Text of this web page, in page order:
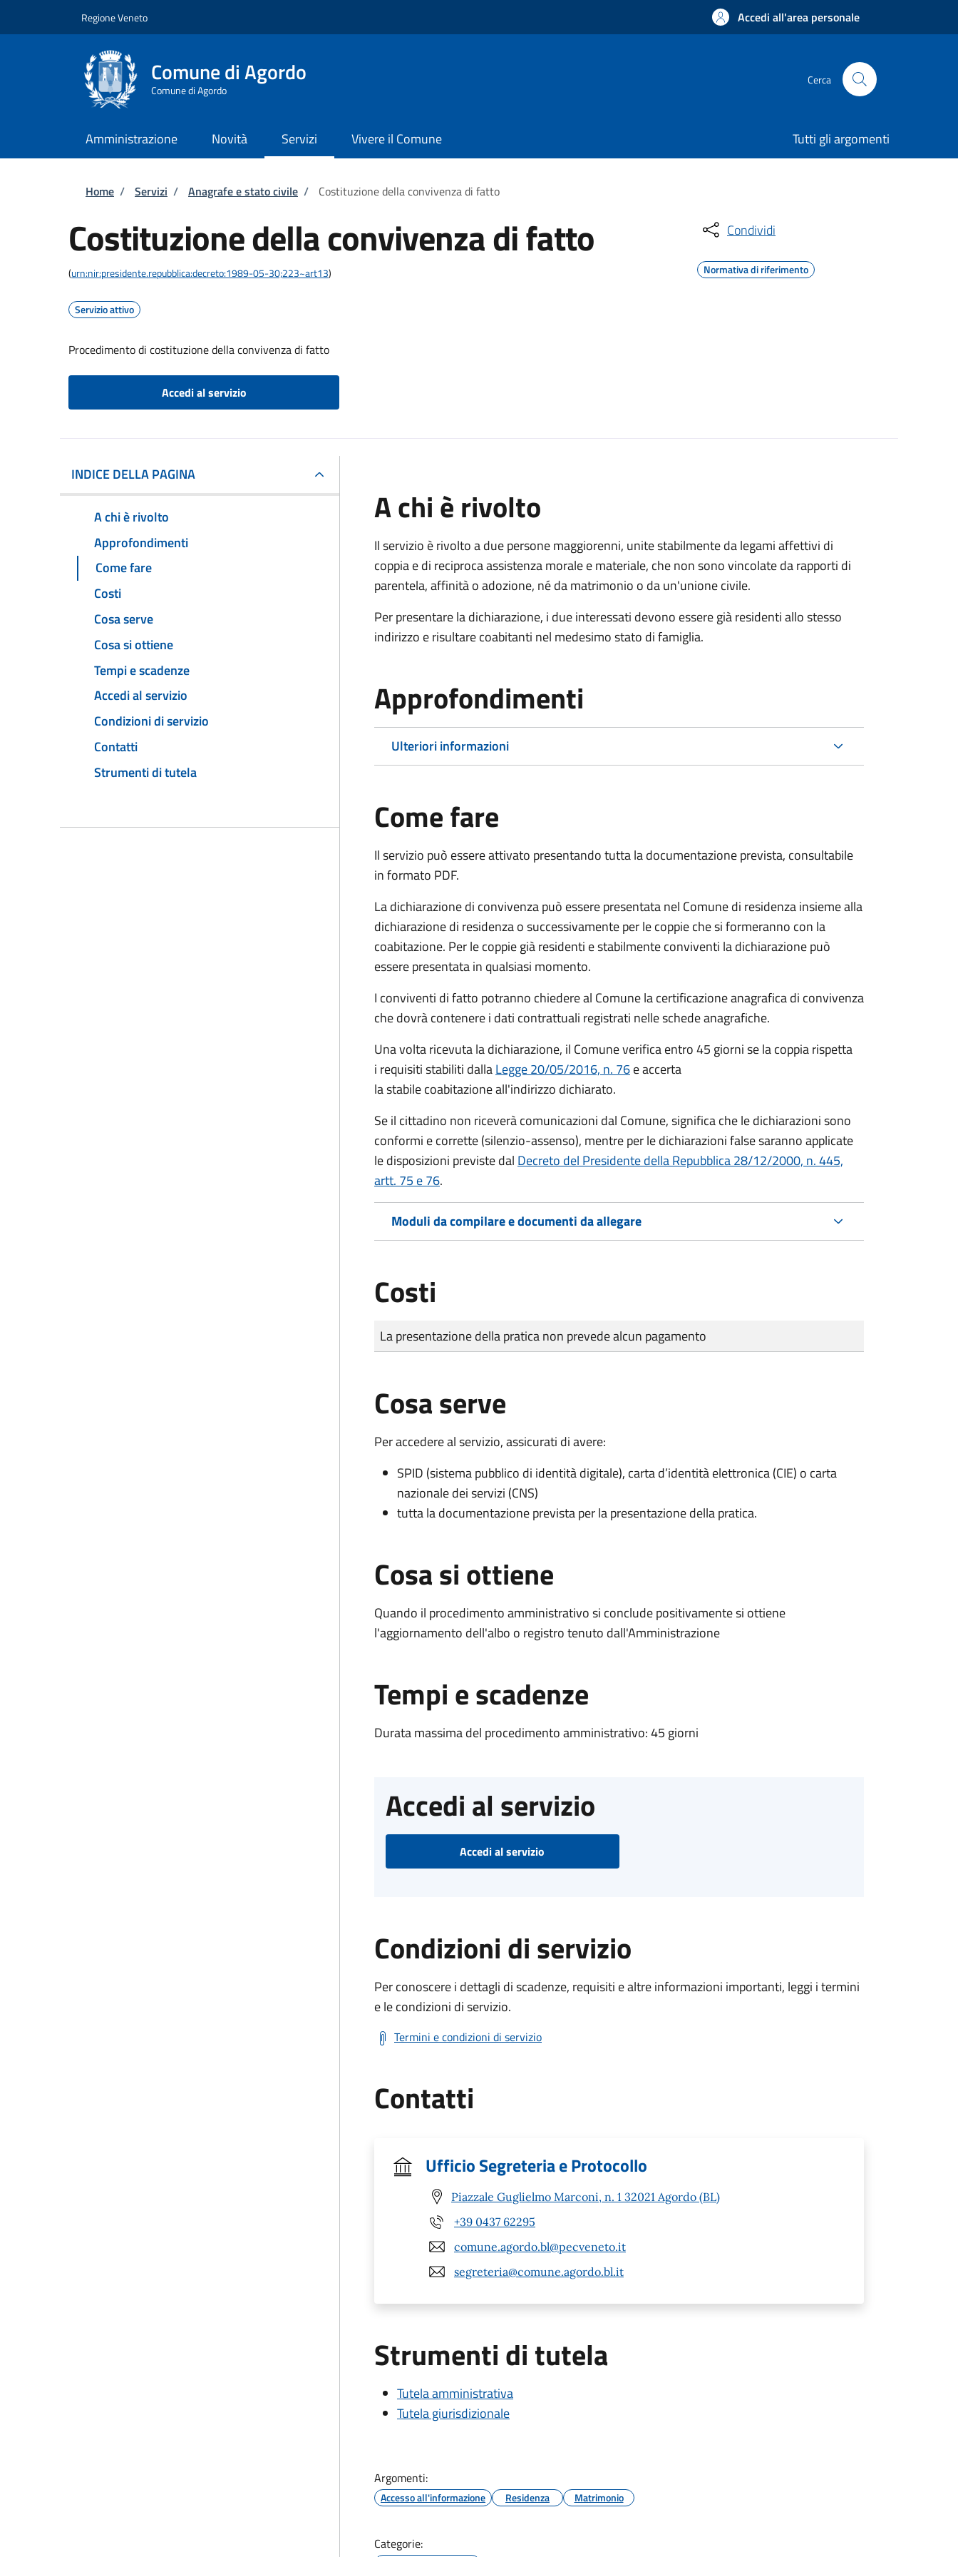
Regione Veneto Accedi all'area personale
Comune di Agordo
Comune di Agordo
Cerca
Amministrazione Novità Servizi Vivere il Comune Tutti gli argomenti
Briciole di pane
Home / Servizi / Anagrafe e stato civile / Costituzione della convivenza di fatto
Costituzione della convivenza di fatto
(urn:nir:presidente.repubblica:decreto:1989-05-30;223~art13)
Servizio attivo
Procedimento di costituzione della convivenza di fatto
Accedi al servizio
Condividi
Normativa di riferimento
INDICE DELLA PAGINA
A chi è rivolto
Approfondimenti
Come fare
Costi
Cosa serve
Cosa si ottiene
Tempi e scadenze
Accedi al servizio
Condizioni di servizio
Contatti
Strumenti di tutela
A chi è rivolto
Il servizio è rivolto a due persone maggiorenni, unite stabilmente da legami affettivi di
coppia e di reciproca assistenza morale e materiale, che non sono vincolate da rapporti di
parentela, affinità o adozione, né da matrimonio o da un'unione civile.
Per presentare la dichiarazione, i due interessati devono essere già residenti allo stesso
indirizzo e risultare coabitanti nel medesimo stato di famiglia.
Approfondimenti
Ulteriori informazioni
Come fare
Il servizio può essere attivato presentando tutta la documentazione prevista, consultabile
in formato PDF.
La dichiarazione di convivenza può essere presentata nel Comune di residenza insieme alla
dichiarazione di residenza o successivamente per le coppie che si formeranno con la
coabitazione. Per le coppie già residenti e stabilmente conviventi la dichiarazione può
essere presentata in qualsiasi momento.
I conviventi di fatto potranno chiedere al Comune la certificazione anagrafica di convivenza
che dovrà contenere i dati contrattuali registrati nelle schede anagrafiche.
Una volta ricevuta la dichiarazione, il Comune verifica entro 45 giorni se la coppia rispetta
i requisiti stabiliti dallaLegge 20/05/2016, n. 76e accerta
la stabile coabitazione all'indirizzo dichiarato.
Se il cittadino non riceverà comunicazioni dal Comune, significa che le dichiarazioni sono
conformi e corrette (silenzio-assenso), mentre per le dichiarazioni false saranno applicate
le disposizioni previste dal Decreto del Presidente della Repubblica 28/12/2000, n. 445,
artt. 75 e 76.
Moduli da compilare e documenti da allegare
Costi
Tipo di pagamento
Importo
La presentazione della pratica non prevede alcun pagamento
Cosa serve
Per accedere al servizio, assicurati di avere:
SPID (sistema pubblico di identità digitale), carta d’identità elettronica (CIE) o carta
nazionale dei servizi (CNS)
tutta la documentazione prevista per la presentazione della pratica.
Cosa si ottiene
Quando il procedimento amministrativo si conclude positivamente si ottiene
l'aggiornamento dell'albo o registro tenuto dall'Amministrazione
Tempi e scadenze
Durata massima del procedimento amministrativo: 45 giorni
Accedi al servizio
Accedi al servizio
Condizioni di servizio
Per conoscere i dettagli di scadenze, requisiti e altre informazioni importanti, leggi i termini
e le condizioni di servizio.
Termini e condizioni di servizio
Contatti
Ufficio Segreteria e Protocollo
Piazzale Guglielmo Marconi, n. 1 32021 Agordo (BL)
+39 0437 62295
comune.agordo.bl@pecveneto.it
segreteria@comune.agordo.bl.it
Strumenti di tutela
Tutela amministrativa
Tutela giurisdizionale
Argomenti:
Accesso all'informazione Residenza Matrimonio
Categorie: